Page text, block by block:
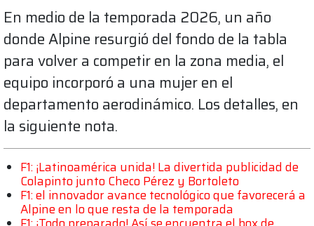
En medio de la temporada 2026, un año
donde Alpine resurgió del fondo de la tabla
para volver a competir en la zona media, el
equipo incorporó a una mujer en el
departamento aerodinámico. Los detalles, en
la siguiente nota.
F1: ¡Latinoamérica unida! La divertida publicidad de
Colapinto junto Checo Pérez y Bortoleto
F1: el innovador avance tecnológico que favorecerá a
Alpine en lo que resta de la temporada